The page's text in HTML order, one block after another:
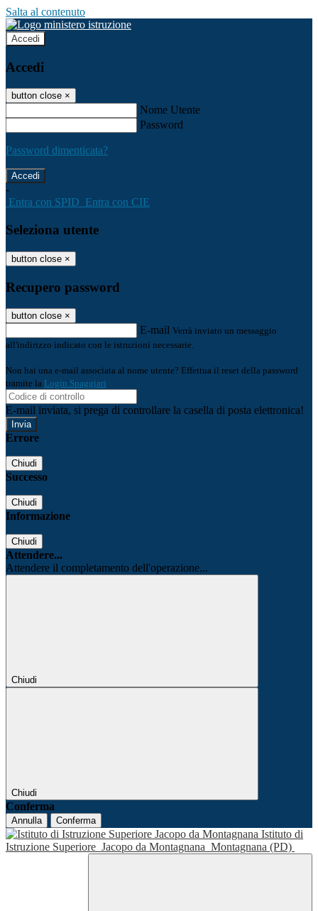
Salta al contenuto
Accedi
Accedi
button close ×
Nome Utente
Password
Password dimenticata?
-
Entra con SPID Entra con CIE
Seleziona utente
button close ×
Recupero password
button close ×
E-mail Verrà inviato un messaggio
all'indirizzo indicato con le istruzioni necessarie.
Non hai una e-mail associata al nome utente? Effettua il reset della password
tramite la Login Spaggiari
E-mail inviata, si prega di controllare la casella di posta elettronica!
Errore
Chiudi
Successo
Chiudi
Informazione
Chiudi
Attendere...
Attendere il completamento dell'operazione...
Chiudi
Chiudi
Conferma
Annulla Conferma
Istituto di
Istruzione Superiore Jacopo da Montagnana Montagnana (PD)